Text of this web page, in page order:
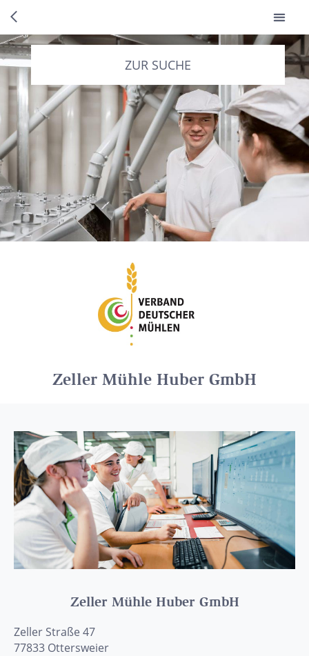
ZUR SUCHE
Zeller Mühle Huber GmbH
Zeller Mühle Huber GmbH
Zeller Straße 47
77833 Ottersweier